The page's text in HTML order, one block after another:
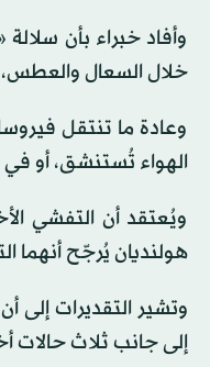
وأفاد خبراء بأن
خلال السعال والعطس،
وعادة ما تنتقل
الهواء تُستنشق، أو
ويُعتقد أن التفشي
هولنديان يُرجّح أنهما
وتشير التقديرات
إلى جانب ثلاث حالات